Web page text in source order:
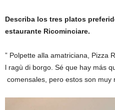
Describa los tres platos
estaurante Ricominciare.
” Polpette alla amatriciana, Pizza
l ragù di borgo. Sé que hay más
comensales, pero estos son muy